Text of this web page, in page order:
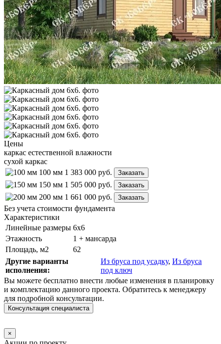
Цены
каркас естественной влажности
сухой каркас
100 мм 1 383 000 руб. Заказать
150 мм 1 505 000 руб. Заказать
200 мм 1 661 000 руб. Заказать
Без учета стоимости фундамента
Характеристики
Линейные размеры 6х6
Этажность
1 + мансарда
Площадь, м2
62
Другие варианты
исполнения:
Из бруса под усадку, Из бруса
под ключ
Вы можете бесплатно внести любые изменения в планировку
и комплектацию данного проекта. Обратитесь к менеджеру
для подробной консультации.
Консультация специалиста
×